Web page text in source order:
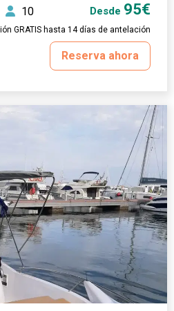
10 Desde 95€
GRATIS hasta 14 días de antelación
Reserva ahora